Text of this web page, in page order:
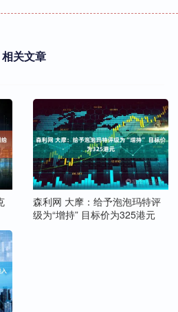
相关文章
森利网 大摩：给予泡泡玛特评
级为“增持” 目标价为325港元